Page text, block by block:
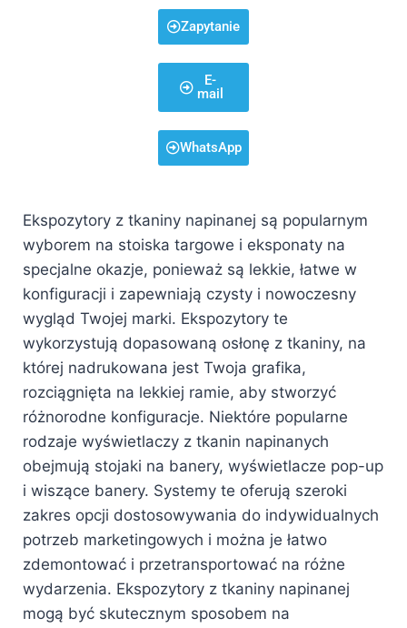
Zapytanie
E-
mail
WhatsApp
Ekspozytory z tkaniny napinanej są popularnym
wyborem na stoiska targowe i eksponaty na
specjalne okazje, ponieważ są lekkie, łatwe w
konfiguracji i zapewniają czysty i nowoczesny
wygląd Twojej marki. Ekspozytory te
wykorzystują dopasowaną osłonę z tkaniny, na
której nadrukowana jest Twoja grafika,
rozciągnięta na lekkiej ramie, aby stworzyć
różnorodne konfiguracje. Niektóre popularne
rodzaje wyświetlaczy z tkanin napinanych
obejmują stojaki na banery, wyświetlacze pop-up
i wiszące banery. Systemy te oferują szeroki
zakres opcji dostosowywania do indywidualnych
potrzeb marketingowych i można je łatwo
zdemontować i przetransportować na różne
wydarzenia. Ekspozytory z tkaniny napinanej
mogą być skutecznym sposobem na